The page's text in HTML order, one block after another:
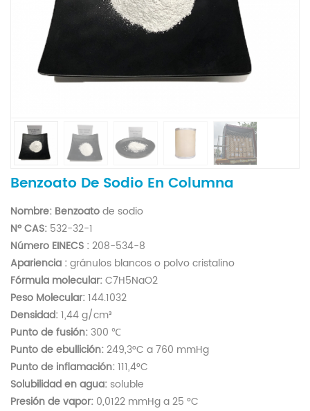
Benzoato De Sodio En Columna
Nombre: Benzoatode sodio
Nº CAS: 532-32-1
Número EINECS :208-534-8
Apariencia :gránulos blancos o polvo cristalino
Fórmula molecular:C7H5NaO2
Peso Molecular:144.1032
Densidad:1,44 g/cm³
Punto de fusión: 300 ℃
Punto de ebullición:249,3°C a 760 mmHg
Punto de inflamación:111,4°C
Solubilidad en agua:soluble
Presión de vapor: 0,0122 mmHg a 25 °C